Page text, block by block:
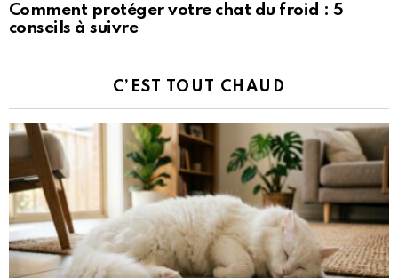
Comment protéger votre chat du froid : 5
conseils à suivre
C’EST TOUT CHAUD